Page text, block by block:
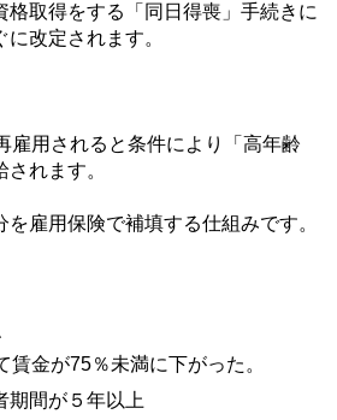
格取得をする「同日得喪」手続きに
改定されます。
雇用されると条件により「高年齢
れます。
雇用保険で補填する仕組みです。
賃金が75％未満に下がった。
期間が５年以上